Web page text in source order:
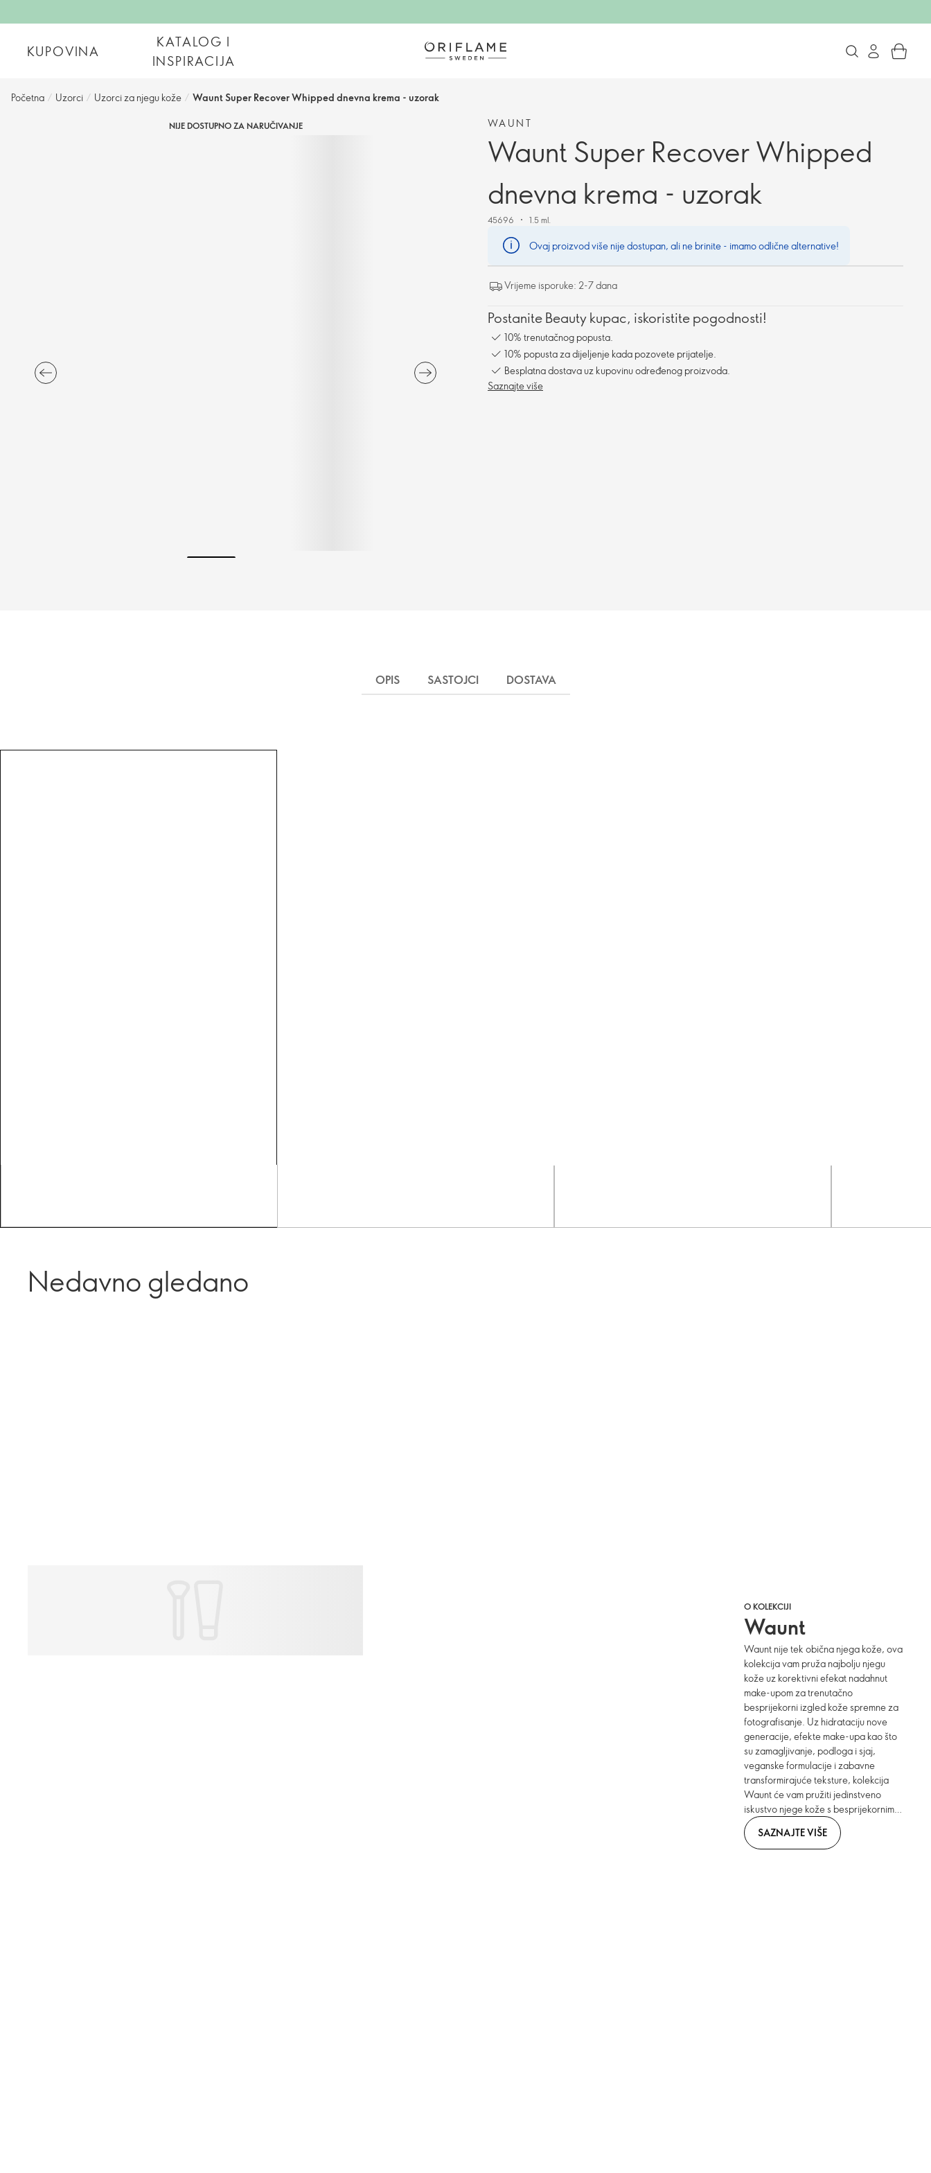
KUPOVINA
KATALOG I
INSPIRACIJA
Početna / Uzorci / Uzorci za njegu kože / Waunt Super Recover Whipped dnevna krema - uzorak
NIJE DOSTUPNO ZA NARUČIVANJE WAUNT
Waunt Super Recover Whipped
dnevna krema - uzorak
45696 1.5 ml.
Ovaj proizvod više nije dostupan, ali ne brinite - imamo odlične alternative!
Vrijeme isporuke: 2-7 dana
Postanite Beauty kupac, iskoristite pogodnosti!
10% trenutačnog popusta.
10% popusta za dijeljenje kada pozovete prijatelje.
Besplatna dostava uz kupovinu određenog proizvoda.
Saznajte više
OPIS SASTOJCI DOSTAVA
Nedavno gledano
O KOLEKCIJI
Waunt
Waunt nije tek obična njega kože, ova
kolekcija vam pruža najbolju njegu
kože uz korektivni efekat nadahnut
make-upom za trenutačno
besprijekorni izgled kože spremne za
fotografisanje. Uz hidrataciju nove
generacije, efekte make-upa kao što
su zamagljivanje, podloga i sjaj,
veganske formulacije i zabavne
transformirajuće teksture, kolekcija
Waunt će vam pružiti jedinstveno
iskustvo njege kože s besprijekornim
rezultatima.
SAZNAJTE VIŠE